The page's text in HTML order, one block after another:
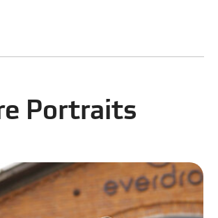
Portraits